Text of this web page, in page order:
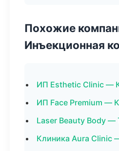
Похожие
Инъекционная
ИП Esthetic Clinic —
ИП Face Premium —
Laser Beauty Body —
Клиника Aura Clinic